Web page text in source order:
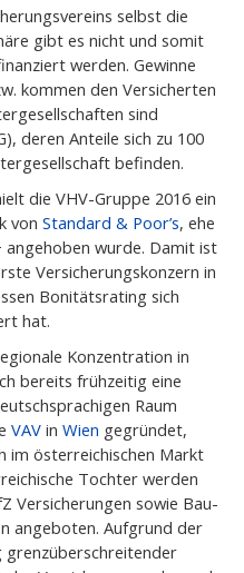
selbst die
gibt es nicht und somit
werden. Gewinne
kommen den Versicherten
sind
deren Anteile sich zu 100
befinden.
die VHV-Gruppe 2016 ein
vonStandard & Poor’s, ehe
angehoben wurde. Damit ist
Versicherungskonzern in
Bonitätsrating sich
hat.
Konzentration in
bereits frühzeitig eine
Raum
VAVin Wien gegründet,
im österreichischen Markt
Tochter werden
Versicherungen sowie Bau-
angeboten. Aufgrund der
grenzüberschreitender